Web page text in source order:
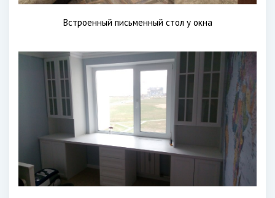
Встроенный письменный стол у окна